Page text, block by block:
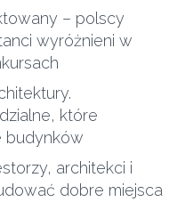
– polscy
wyróżnieni w
które
budynków
architekci i
dobre miejsca